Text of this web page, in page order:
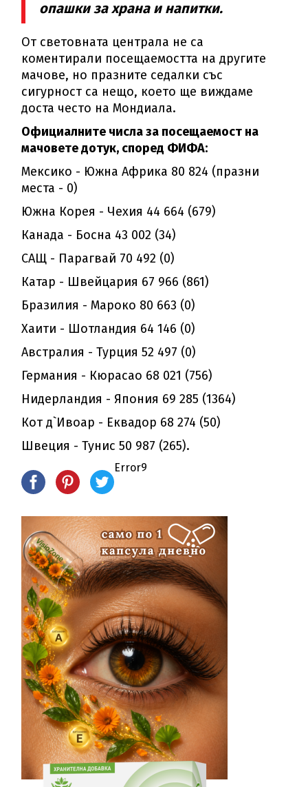
опашки за храна и напитки.
От световната централа не са
коментирали посещаемостта на другите
мачове, но празните седалки със
сигурност са нещо, което ще виждаме
доста често на Мондиала.
Официалните числа за посещаемост на
мачовете дотук, според ФИФА:
Мексико - Южна Африка 80 824 (празни
места - 0)
Южна Корея - Чехия 44 664 (679)
Канада - Босна 43 002 (34)
САЩ - Парагвай 70 492 (0)
Катар - Швейцария 67 966 (861)
Бразилия - Мароко 80 663 (0)
Хаити - Шотландия 64 146 (0)
Австралия - Турция 52 497 (0)
Германия - Кюрасао 68 021 (756)
Нидерландия - Япония 69 285 (1364)
Кот д`Ивоар - Еквадор 68 274 (50)
Швеция - Тунис 50 987 (265).
Error9